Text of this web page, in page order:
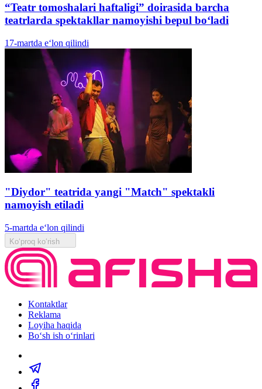
“Teatr tomoshalari haftaligi” doirasida barcha
teatrlarda spektakllar namoyishi bepul boʻladi
17-martda e‘lon qilindi
"Diydor" teatrida yangi "Match" spektakli
namoyish etiladi
5-martda e‘lon qilindi
Ko‘proq ko‘rish
Kontaktlar
Reklama
Loyiha haqida
Bo‘sh ish o‘rinlari